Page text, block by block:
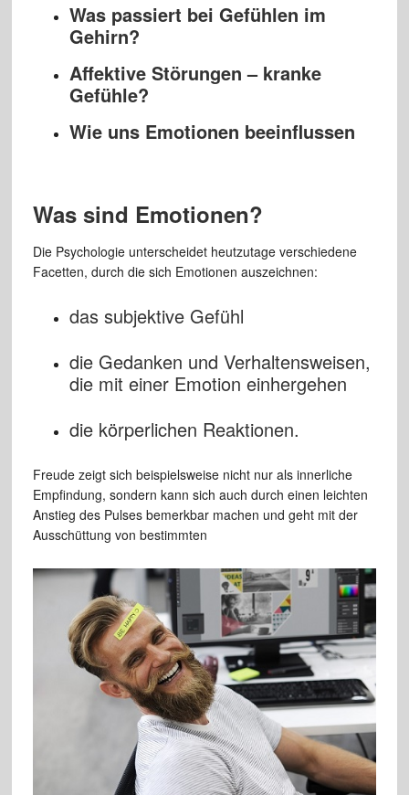
Was passiert bei Gefühlen im
Gehirn?
Affektive Störungen – kranke
Gefühle?
Wie uns Emotionen beeinflussen
Was sind Emotionen?
Die Psychologie unterscheidet heutzutage verschiedene
Facetten, durch die sich Emotionen auszeichnen:
das subjektive Gefühl
die Gedanken und Verhaltensweisen,
die mit einer Emotion einhergehen
die körperlichen Reaktionen.
Freude zeigt sich beispielsweise nicht nur als innerliche
Empfindung, sondern kann sich auch durch einen leichten
Anstieg des Pulses bemerkbar machen und geht mit der
Ausschüttung von bestimmten